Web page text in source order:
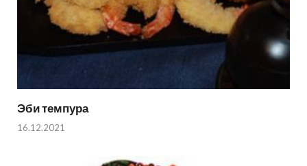
Эби темпура
16.12.2021